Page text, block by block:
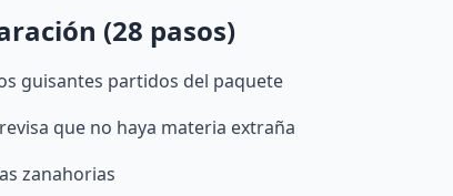
(28 pasos)
guisantes partidos del paquete
que no haya materia extraña
zanahorias